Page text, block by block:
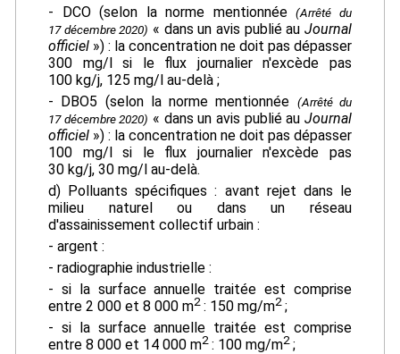
- DCO (selon la norme mentionnée(Arrêté du
17 décembre 2020) « dans un avis publié auJournal
officiel») : la concentration ne doit pas dépasser
300 mg/l si le flux journalier n'excède pas
100 kg/j, 125 mg/l au-delà ;
- DBO5 (selon la norme mentionnée (Arrêté du
17 décembre 2020) « dans un avis publié auJournal
officiel») : la concentration ne doit pas dépasser
100 mg/l si le flux journalier n'excède pas
30 kg/j, 30 mg/l au-delà.
d) Polluants spécifiques : avant rejet dans le
milieu naturel ou dans un réseau
d'assainissement collectif urbain :
- argent :
- radiographie industrielle :
- si la surface annuelle traitée est comprise
entre 2 000 et 8 000 m2: 150 mg/m2;
- si la surface annuelle traitée est comprise
entre 8 000 et 14 000 m2: 100 mg/m2;